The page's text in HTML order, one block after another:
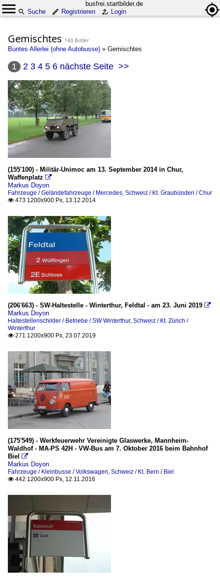
busfrei.startbilder.de
Suche
Registrieren Login
Gemischtes 140 Bilder
Buntes Allerlei (ohne Autobusse) » Gemischtes
1 2 3 4 5 6 nächste Seite >>
(155'100) - Militär-Unimoc am 13. September 2014 in Chur,
Waffenplatz 
Markus Doyon
Fahrzeuge / Geländefahrzeuge / Mercedes, Schweiz / Kt. Graubünden / Chur
 473 1200x900 Px, 13.12.2014
(206'663) - SW-Haltestelle - Winterthur, Feldtal - am 23. Juni 2019 
Markus Doyon
Haltestellenschilder / Betriebe / SW Winterthur, Schweiz / Kt. Zürich /
Winterthur
 271 1200x900 Px, 23.07.2019
(175'549) - Werkfeuerwehr Vereinigte Glaswerke, Mannheim-
Waldhof - MA-PS 42H - VW-Bus am 7. Oktober 2016 beim Bahnhof
Biel

Markus Doyon
Fahrzeuge / Kleinbusse / Volkswagen, Schweiz / Kt. Bern / Biel
 442 1200x900 Px, 12.11.2016